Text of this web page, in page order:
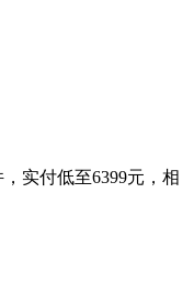
实付低至6399元，相